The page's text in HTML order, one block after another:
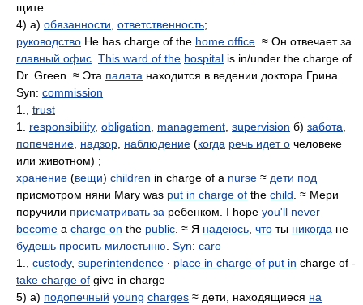
щите
4) а) обязанности ответственность;
руководство He has charge of the home office . ≈ Он отвечает за
главный офис This ward of the hospital is in/under the charge of
Dr. Green. ≈ Эта палата находится в ведении доктора Грина.
Syn: commission
1., trust
1. responsibility, obligation management supervision б) забота
попечение надзор наблюдение (когда речь идет о человеке
или животном) ;
хранение (вещи) children in charge of a nurse ≈ дети под
присмотром няни Mary was put in charge of the child . ≈ Мери
поручили присматривать за ребенком. I hope you'll never
become a charge on the public . ≈ Я надеюсь что ты никогда не
будешь просить милостыню Syn: care
1., custody, superintendence ∙ place in charge of put in charge of -
take charge of give in charge
5) а) подопечный young charges ≈ дети, находящиеся на